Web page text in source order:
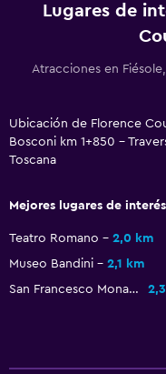
Estacionamiento
Muebles de exterior
Jardín
Habitación
Perchero
Armario o clóset
Limpieza diaria
Lugares de
Atracciones en
Ubicación de Florence
Bosconi km 1+850 -
Toscana
Mejores lugares de interés
Teatro Romano 2,0 km
Museo Bandini
2,1 km
San Francesco Monastery